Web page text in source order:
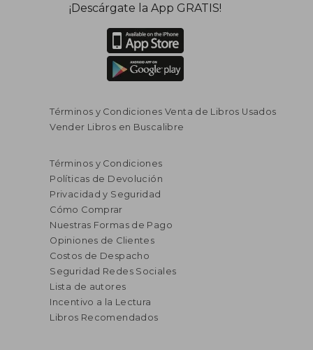
¡Descárgate la App GRATIS!
Términos y Condiciones Venta de Libros Usados
Vender Libros en Buscalibre
Términos y Condiciones
Políticas de Devolución
Privacidad y Seguridad
Cómo Comprar
Nuestras Formas de Pago
Opiniones de Clientes
Costos de Despacho
Seguridad Redes Sociales
Lista de autores
Incentivo a la Lectura
Libros Recomendados